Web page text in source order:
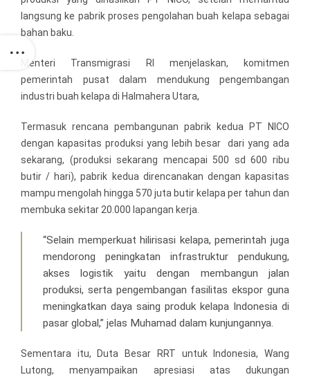
langsung ke pabrik proses pengolahan buah kelapa sebagai
bahan baku.
Menteri Transmigrasi RI menjelaskan, komitmen
pemerintah pusat dalam mendukung pengembangan
industri buah kelapa di Halmahera Utara,
Termasuk rencana pembangunan pabrik kedua PT NICO
dengan kapasitas produksi yang lebih besar dari yang ada
sekarang, (produksi sekarang mencapai 500 sd 600 ribu
butir / hari), pabrik kedua direncanakan dengan kapasitas
mampu mengolah hingga 570 juta butir kelapa per tahun dan
membuka sekitar 20.000 lapangan kerja.
“Selain memperkuat hilirisasi kelapa, pemerintah juga
mendorong peningkatan infrastruktur pendukung,
akses logistik yaitu dengan membangun jalan
produksi, serta pengembangan fasilitas ekspor guna
meningkatkan daya saing produk kelapa Indonesia di
pasar global,” jelas Muhamad dalam kunjungannya.
Sementara itu, Duta Besar RRT untuk Indonesia, Wang
Lutong, menyampaikan apresiasi atas dukungan